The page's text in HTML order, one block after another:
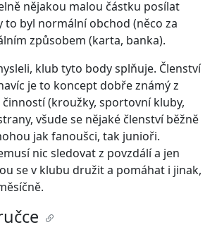
nějakou malou částku posílat
to byl normální obchod (něco za
způsobem (karta, banka).
klub tyto body splňuje. Členství
je to koncept dobře známý z
(kroužky, sportovní kluby,
všude se nějaké členství běžně
jak fanoušci, tak junioři.
nic sledovat z povzdálí a jen
se v klubu družit a pomáhat i jinak,